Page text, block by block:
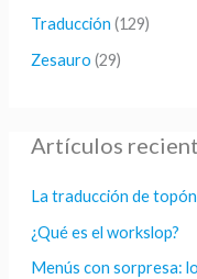
Traducción (129)
Zesauro (29)
Artículos
La traducción de
¿Qué es el workslop?
Menús con sorpresa: